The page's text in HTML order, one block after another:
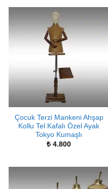
Çocuk Terzi Mankeni Ahşap
Kollu Tel Kafalı Özel Ayak
Tokyo Kumaşlı
₺ 4.800